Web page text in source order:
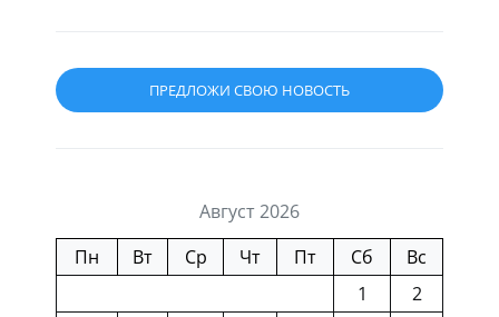
ПРЕДЛОЖИ СВОЮ НОВОСТЬ
Август 2026
Пн
Вт Ср Чт Пт Сб
Вс
1
2